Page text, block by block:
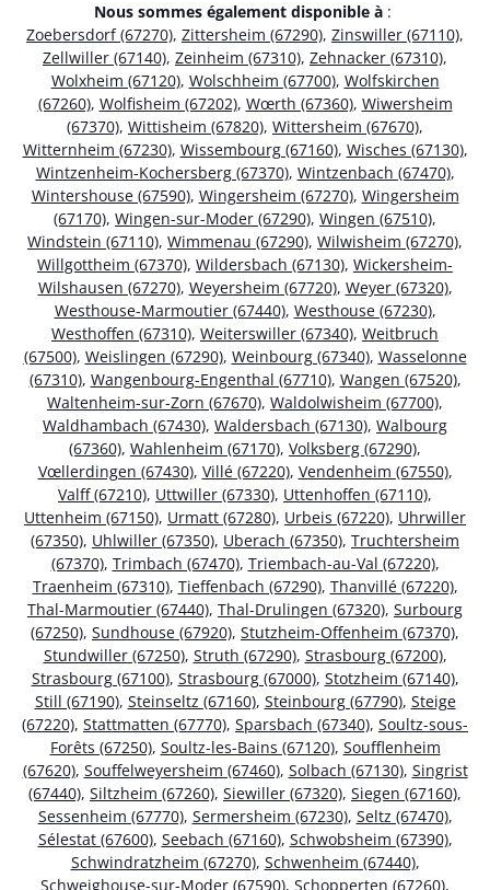
Nous sommes également disponible à :
Zoebersdorf (67270), Zittersheim (67290), Zinswiller (67110),
Zellwiller (67140), Zeinheim (67310), Zehnacker (67310),
Wolxheim (67120), Wolschheim (67700), Wolfskirchen
(67260), Wolfisheim (67202), Wœrth (67360), Wiwersheim
(67370), Wittisheim (67820), Wittersheim (67670),
Witternheim (67230), Wissembourg (67160), Wisches (67130),
Wintzenheim-Kochersberg (67370), Wintzenbach (67470),
Wintershouse (67590), Wingersheim (67270), Wingersheim
(67170), Wingen-sur-Moder (67290), Wingen (67510),
Windstein (67110), Wimmenau (67290), Wilwisheim (67270),
Willgottheim (67370), Wildersbach (67130), Wickersheim-
Wilshausen (67270), Weyersheim (67720), Weyer (67320),
Westhouse-Marmoutier (67440), Westhouse (67230),
Westhoffen (67310), Weiterswiller (67340), Weitbruch
(67500), Weislingen (67290), Weinbourg (67340), Wasselonne
(67310), Wangenbourg-Engenthal (67710), Wangen (67520),
Waltenheim-sur-Zorn (67670), Waldolwisheim (67700),
Waldhambach (67430), Waldersbach (67130), Walbourg
(67360), Wahlenheim (67170), Volksberg (67290),
Vœllerdingen (67430), Villé (67220), Vendenheim (67550),
Valff (67210), Uttwiller (67330), Uttenhoffen (67110),
Uttenheim (67150), Urmatt (67280), Urbeis (67220), Uhrwiller
(67350), Uhlwiller (67350), Uberach (67350), Truchtersheim
(67370), Trimbach (67470), Triembach-au-Val (67220),
Traenheim (67310), Tieffenbach (67290), Thanvillé (67220),
Thal-Marmoutier (67440), Thal-Drulingen (67320), Surbourg
(67250), Sundhouse (67920), Stutzheim-Offenheim (67370),
Stundwiller (67250), Struth (67290), Strasbourg (67200),
Strasbourg (67100), Strasbourg (67000), Stotzheim (67140),
Still (67190), Steinseltz (67160), Steinbourg (67790), Steige
(67220), Stattmatten (67770), Sparsbach (67340), Soultz-sous-
Forêts (67250), Soultz-les-Bains (67120), Soufflenheim
(67620), Souffelweyersheim (67460), Solbach (67130), Singrist
(67440), Siltzheim (67260), Siewiller (67320), Siegen (67160),
Sessenheim (67770), Sermersheim (67230), Seltz (67470),
Sélestat (67600), Seebach (67160), Schwobsheim (67390),
Schwindratzheim (67270), Schwenheim (67440),
Schweighouse-sur-Moder (67590), Schopperten (67260),